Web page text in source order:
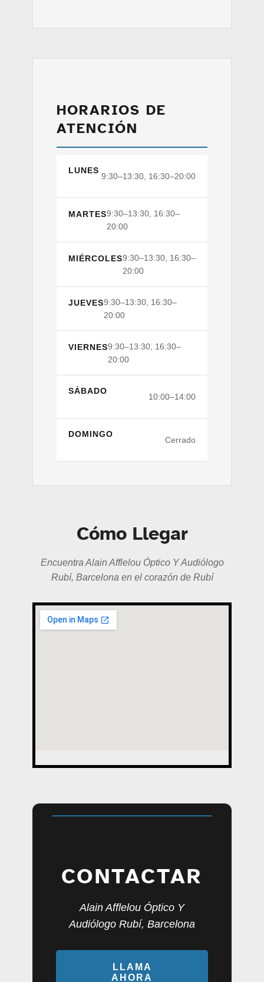
HORARIOS DE
ATENCIÓN
LUNES
9:30–13:30, 16:30–20:00
MARTES9:30–13:30, 16:30–
20:00
MIÉRCOLES9:30–13:30, 16:30–
20:00
JUEVES9:30–13:30, 16:30–
20:00
VIERNES9:30–13:30, 16:30–
20:00
SÁBADO
10:00–14:00
DOMINGO
Cerrado
Cómo Llegar
Encuentra Alain Afflelou Óptico Y Audiólogo
Rubí, Barcelona en el corazón de Rubí
CONTACTAR
Alain Afflelou Óptico Y
Audiólogo Rubí, Barcelona
LLAMA
AHORA